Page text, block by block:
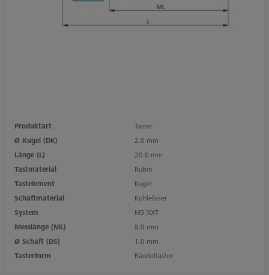
Produktart
Taster
Ø Kugel (DK)
2.0 mm
Länge (L)
20.0 mm
Tastmaterial
Rubin
Tastelement
Kugel
Schaftmaterial
Kohlefaser
System
M3 XXT
Messlänge (ML)
8.0 mm
Ø Schaft (DS)
1.0 mm
Tasterform
Rändeltaster